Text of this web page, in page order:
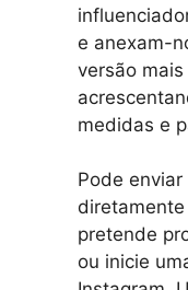
e anexam-
versão
medidas e
Pode
pretende
ou inicie